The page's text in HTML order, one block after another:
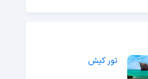
تور کیش